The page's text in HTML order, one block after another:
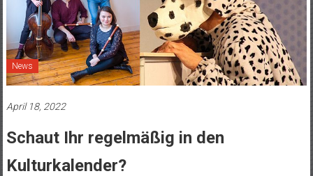
News
April 18, 2022
Schaut Ihr regelmäßig in den
Kulturkalender?